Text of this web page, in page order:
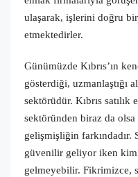
ulaşarak, işlerini doğru
etmektedirler.
Günümüzde Kıbrıs’ın
gösterdiği, uzmanlaştığı
sektörüdür. Kıbrıs
sektöründen biraz da
gelişmişliğin
güvenilir geliyor iken
gelmeyebilir. Fikrimizce,